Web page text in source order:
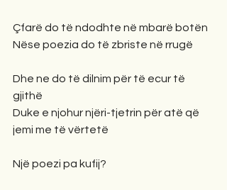
Çfarë do të ndodhte në mbarë botën
Nëse poezia do të zbriste në rrugë
Dhe ne do të dilnim për të ecur të
gjithë
Duke e njohur njëri-tjetrin për atë që
jemi me të vërtetë
Një poezi pa kufij?